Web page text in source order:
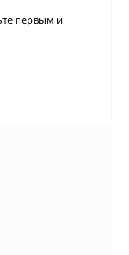
первым и